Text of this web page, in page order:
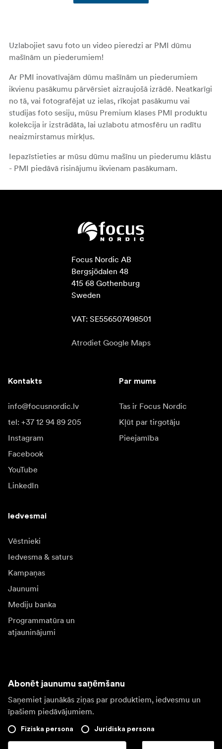
Uzlabojiet savu foto un video pieredzi ar PMI dūmu
mašīnām un piederumiem!
Ar PMI inovatīvajām dūmu mašīnām un piederumiem
ikvienu pasākumu pārvērsiet aizraujošā izrādē. Neatkarīgi
no tā, vai fotografējat uz ielas, rīkojat pasākumu vai
studijas foto sesiju, mūsu Premium klases PMI produktu
kolekcija ir izstrādāta, lai uzlabotu atmosfēru un radītu
neaizmirstamus mirkļus.
Iepazīstieties ar mūsu dūmu mašīnu un piederumu klāstu
- PMI piedāvā risinājumu ikvienam pasākumam.
Focus Nordic AB
Bergsjödalen 48
415 68 Gothenburg
Sweden
VAT: SE556507498501
Atrodiet Google Maps
Kontakts
info@focusnordic.lv
tel: +37 12 94 89 205
Instagram
Facebook
YouTube
LinkedIn
Par mums
Tas ir Focus Nordic
Kļūt par tirgotāju
Pieejamība
Iedvesmai
Vēstnieki
Iedvesma & saturs
Kampaņas
Jaunumi
Mediju banka
Programmatūra un
atjauninājumi
Abonēt jaunumu saņēmšanu
Saņemiet jaunākās ziņas par produktiem, iedvesmu un
īpašiem piedāvājumiem.
Fiziska persona Juridiska persona